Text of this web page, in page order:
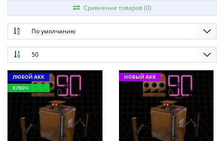
Сравнение товаров (0)
По умолчанию
50
ЛЮБОЙ АКК
КЛЮЧ
НОВЫЙ АКК